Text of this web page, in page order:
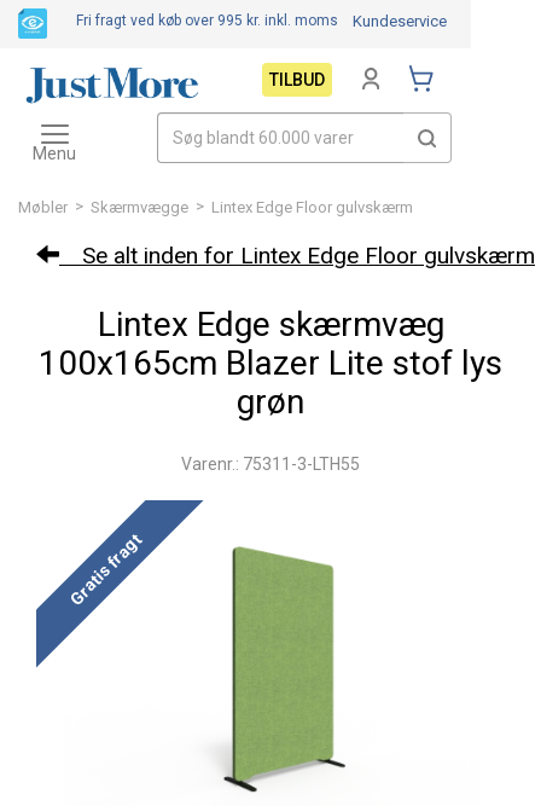
Møbler > Skærmvægge > Lintex Edge Floor gulvskærm
Se alt inden for Lintex Edge Floor gulvskærm
Lintex Edge skærmvæg
100x165cm Blazer Lite stof lys
grøn
Varenr.: 75311-3-LTH55
Gratis fragt
Fri fragt ved køb over 995 kr. inkl. moms Kundeservice
TILBUD
Toggle
navigation
Menu